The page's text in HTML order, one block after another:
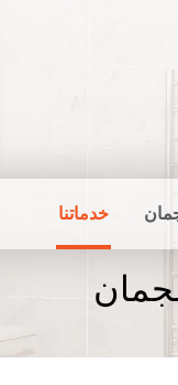
خدماتنا